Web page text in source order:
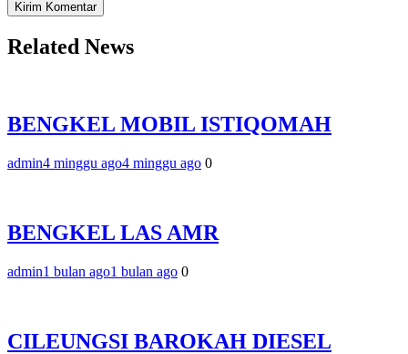
Related News
BENGKEL MOBIL ISTIQOMAH
admin4 minggu ago4 minggu ago 0
BENGKEL LAS AMR
admin1 bulan ago1 bulan ago 0
CILEUNGSI BAROKAH DIESEL